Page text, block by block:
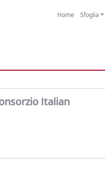
Home Sfoglia
Italian